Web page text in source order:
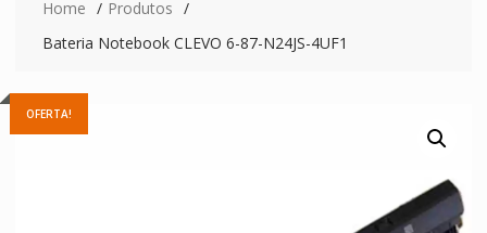
Home
Produtos
Bateria Notebook CLEVO 6-87-N24JS-4UF1
OFERTA!